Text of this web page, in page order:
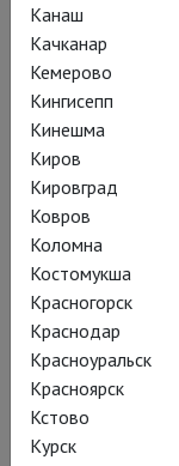
16, он
сбором
стал
театре —
затем
Канаш
Качканар
Кемерово
Кингисепп
Кинешма
Киров
Кировград
Ковров
Коломна
Костомукша
Красногорск
Краснодар
Красноуральск
Красноярск
Кстово
Курск